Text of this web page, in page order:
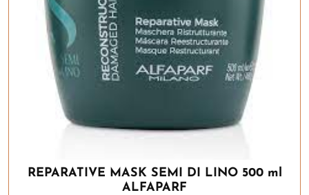
REPARATIVE MASK SEMI DI LINO 500 ml
ALFAPARF